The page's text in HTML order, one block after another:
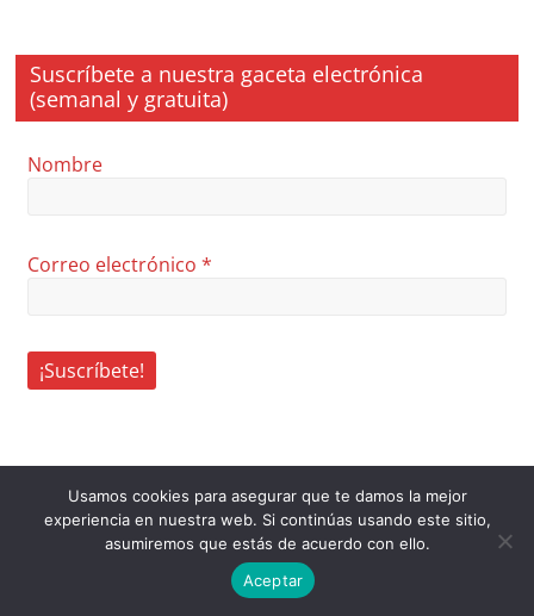
Suscríbete a nuestra gaceta electrónica
(semanal y gratuita)
Nombre
Correo electrónico*
Usamos cookies para asegurar que te damos la mejor
experiencia en nuestra web. Si continúas usando este sitio,
asumiremos que estás de acuerdo con ello.
Aceptar